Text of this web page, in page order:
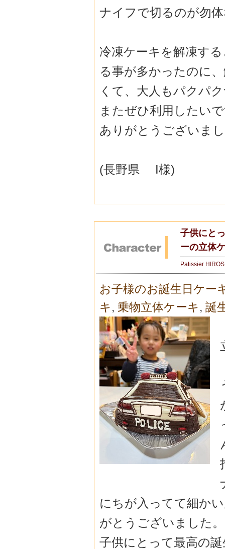
ナイフで切るのが勿
冷凍ケーキを解凍す
る事が多かったのに
くて、 大人もパクパ
またぜひ利用したい
ありがとうございま
(長野県 I様)
子供にと
ーの立体
Patissier
お子様のお誕生日ケー
キ , 乗物立体ケーキ , 誕
にちが入ってて細か
がとうございました。
子供にとって最高の